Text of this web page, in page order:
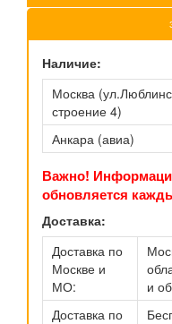
Наличие:
Москва
строение 4)
Анкара (авиа)
Важно!
обновляется
Доставка:
Доставка по
Москве и
МО:
и
Доставка по